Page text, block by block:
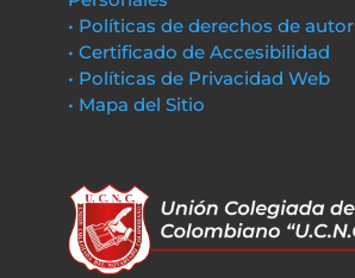
• Políticas de derechos de autor
• Certificado de Accesibilidad
• Políticas de Privacidad Web
• Mapa del Sitio